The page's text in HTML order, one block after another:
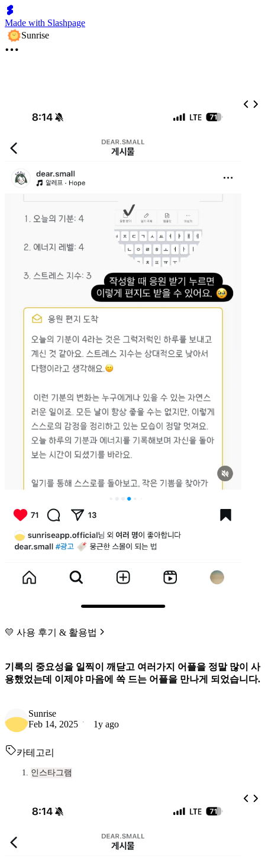
Made with Slashpage
Sunrise
💛 사용 후기 & 활용법
기록의 중요성을 일찍이 깨닫고 여러가지 어플을 정말 많이 사
용했었는데 이제야 마음에 쏙 드는 어플을 만나게 되었습니다.
Sunrise
Feb 14, 2025
1y ago
카테고리
인스타그램